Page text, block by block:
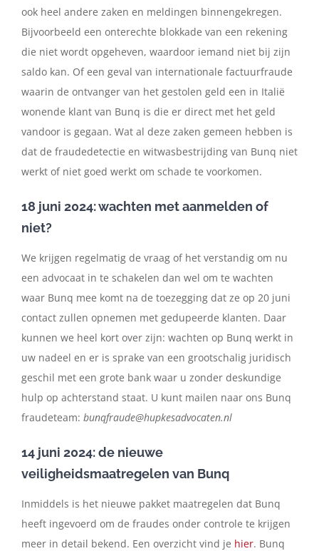
ook heel andere zaken en meldingen binnengekregen.
Bijvoorbeeld een onterechte blokkade van een rekening
die niet wordt opgeheven, waardoor iemand niet bij zijn
saldo kan. Of een geval van internationale factuurfraude
waarin de ontvanger van het gestolen geld een in Italië
wonende klant van Bunq is die er direct met het geld
vandoor is gegaan. Wat al deze zaken gemeen hebben is
dat de fraudedetectie en witwasbestrijding van Bunq niet
werkt of niet goed werkt om schade te voorkomen.
18 juni 2024: wachten met aanmelden of
niet?
We krijgen regelmatig de vraag of het verstandig om nu
een advocaat in te schakelen dan wel om te wachten
waar Bunq mee komt na de toezegging dat ze op 20 juni
contact zullen opnemen met gedupeerde klanten. Daar
kunnen we heel kort over zijn: wachten op Bunq werkt in
uw nadeel en er is sprake van een grootschalig juridisch
geschil met een grote bank waar u zonder deskundige
hulp op achterstand staat. U kunt mailen naar ons Bunq
fraudeteam: bunqfraude@hupkesadvocaten.nl
14 juni 2024: de nieuwe
veiligheidsmaatregelen van Bunq
Inmiddels is het nieuwe pakket maatregelen dat Bunq
heeft ingevoerd om de fraudes onder controle te krijgen
meer in detail bekend. Een overzicht vind je hier. Bunq